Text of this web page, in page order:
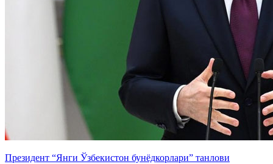
Президент “Янги Ўзбекистон бунёдкорлари” танлови